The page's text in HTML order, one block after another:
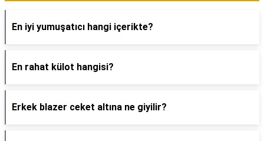
En iyi yumuşatıcı hangi içerikte?
En rahat külot hangisi?
Erkek blazer ceket altına ne giyilir?